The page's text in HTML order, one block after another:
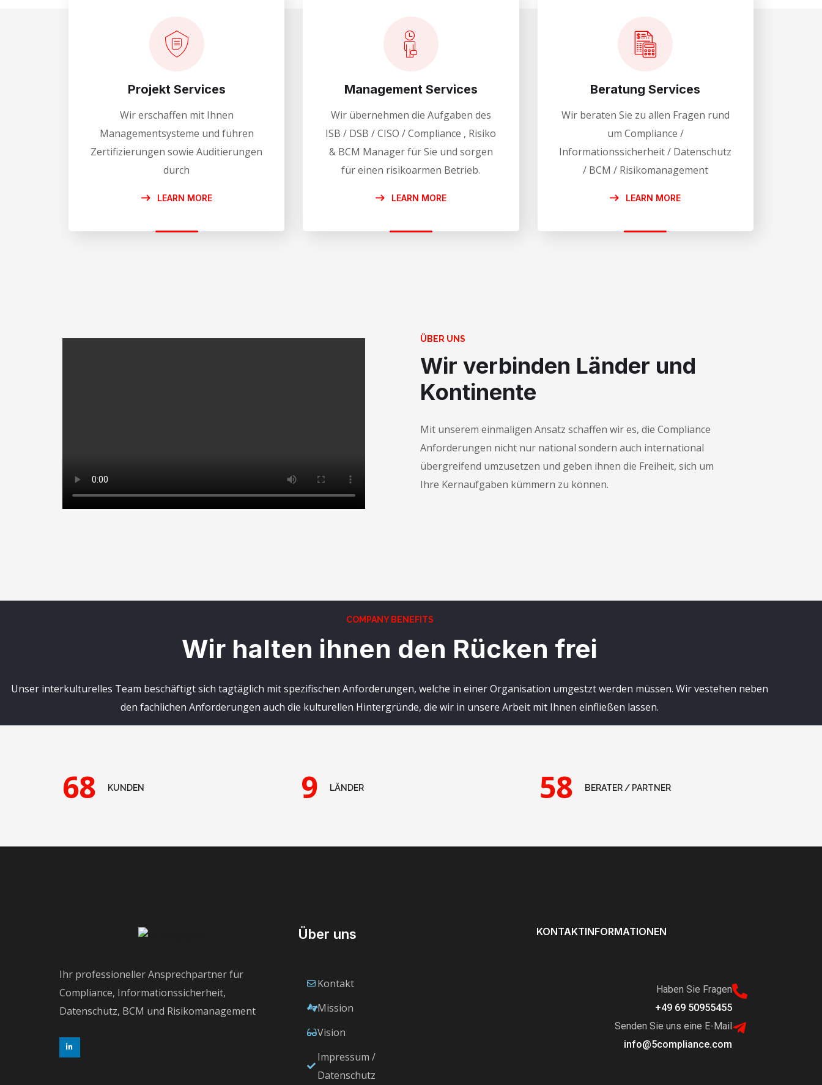
Projekt Services
Wir erschaffen mit Ihnen
Managementsysteme und führen
Zertifizierungen sowie Auditierungen
durch
LEARN MORE
Management Services
Wir übernehmen die Aufgaben des
ISB / DSB / CISO / Compliance , Risiko
& BCM Manager für Sie und sorgen
für einen risikoarmen Betrieb.
LEARN MORE
Beratung Services
Wir beraten Sie zu allen Fragen rund
um Compliance /
Informationssicherheit / Datenschutz
/ BCM / Risikomanagement
LEARN MORE
ÜBER UNS
Wir verbinden Länder und
Kontinente
Mit unserem einmaligen Ansatz schaffen wir es, die Compliance
Anforderungen nicht nur national sondern auch international
übergreifend umzusetzen und geben ihnen die Freiheit, sich um
Ihre Kernaufgaben kümmern zu können.
COMPANY BENEFITS
Wir halten ihnen den Rücken frei
Unser interkulturelles Team beschäftigt sich tagtäglich mit spezifischen Anforderungen, welche in einer Organisation umgestzt werden müssen. Wir vestehen neben
den fachlichen Anforderungen auch die kulturellen Hintergründe, die wir in unsere Arbeit mit Ihnen einfließen lassen.
68 KUNDEN 9 LÄNDER 58 BERATER / PARTNER
Ihr professioneller Ansprechpartner für
Compliance, Informationssicherheit,
Datenschutz, BCM und Risikomanagement
Über uns
Kontakt
Mission
Vision
Impressum /
Datenschutz
KONTAKTINFORMATIONEN
Haben Sie Fragen
+49 69 50955455
Senden Sie uns eine E-Mail
info@5compliance.com